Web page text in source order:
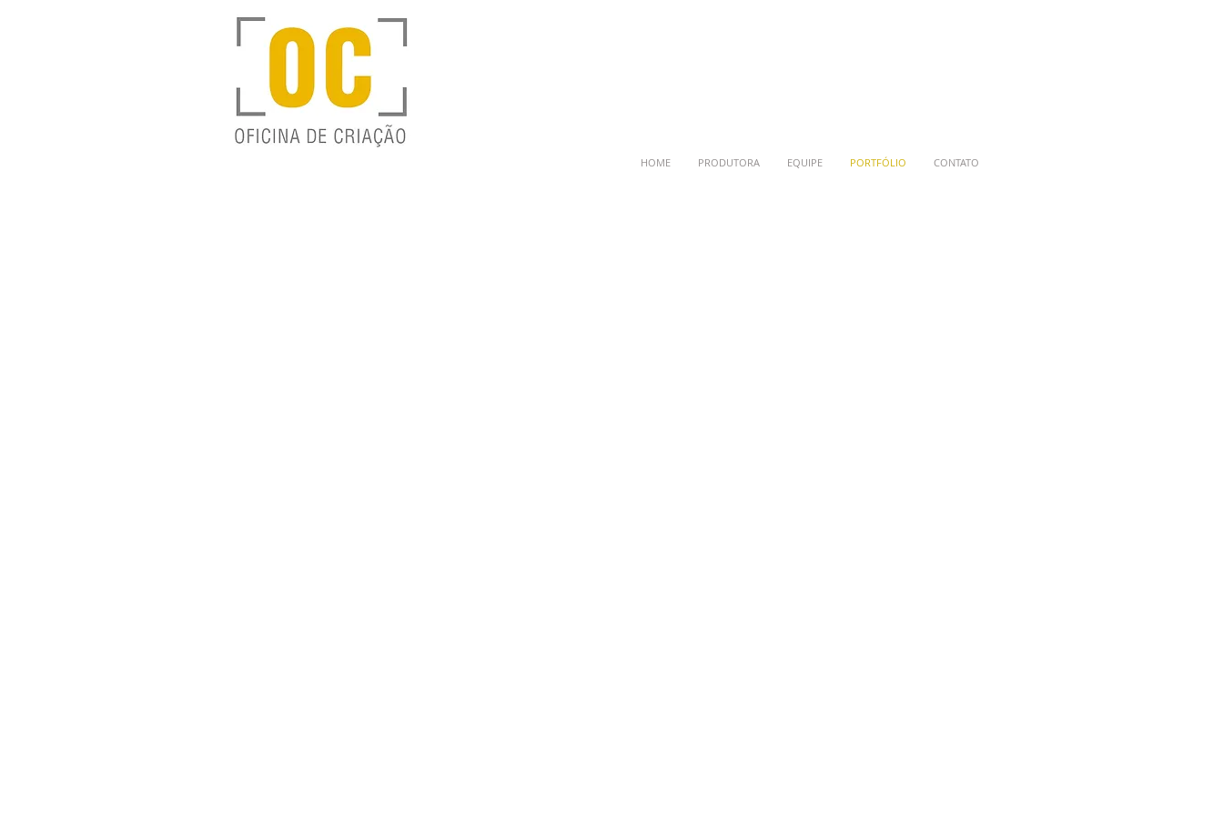
HOME PRODUTORA EQUIPE PORTFÓLIO CONTATO